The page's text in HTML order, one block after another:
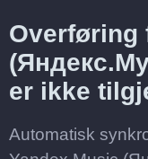
Overføring
er ikke
Automatisk